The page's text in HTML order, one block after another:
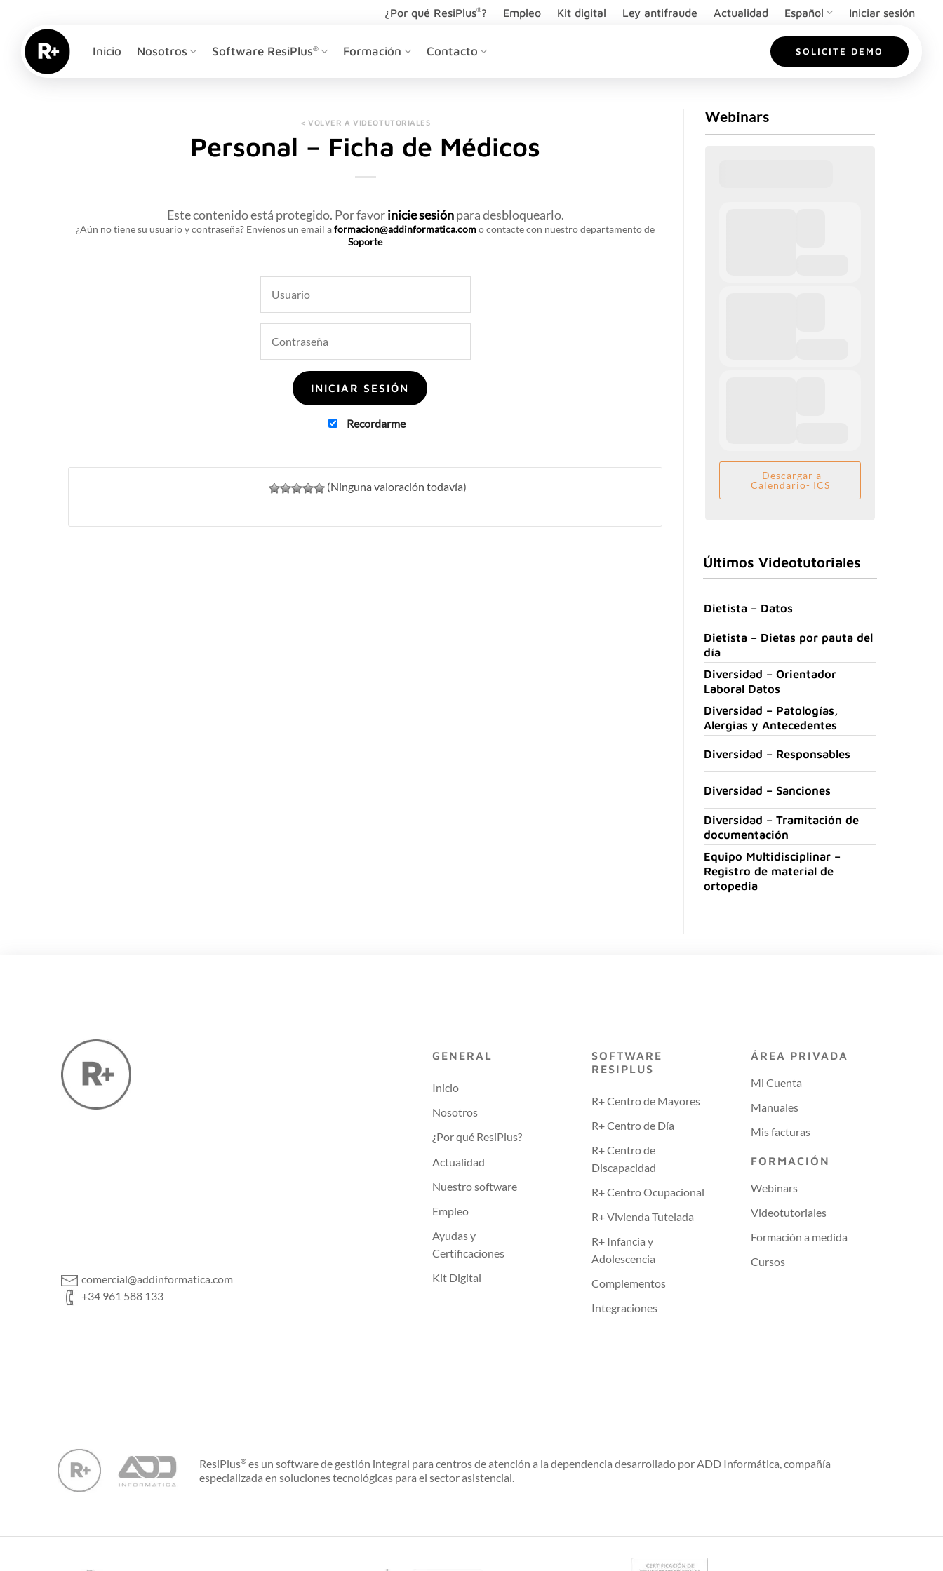
contenido
¿Por qué ResiPlus®? Empleo Kit digital Ley antifraude Actualidad Español Iniciar sesión
Inicio Nosotros Software ResiPlus® Formación Contacto SOLICITE DEMO
< VOLVER A VIDEOTUTORIALES
Personal – Ficha de Médicos
Este contenido está protegido. Por favorinicie sesiónpara desbloquearlo.
¿Aún no tiene su usuario y contraseña? Envíenos un email aformacion@addinformatica.como contacte con nuestro departamento de
Soporte
Recordarme
(Ninguna valoración todavía)
Webinars
Descargar a
Calendario- ICS
Últimos Videotutoriales
Dietista – Datos
Dietista – Dietas por pauta del
día
Diversidad – Orientador
Laboral Datos
Diversidad – Patologías,
Alergias y Antecedentes
Diversidad – Responsables
Diversidad – Sanciones
Diversidad – Tramitación de
documentación
Equipo Multidisciplinar –
Registro de material de
ortopedia
comercial@addinformatica.com
+34 961 588 133
GENERAL
Inicio
Nosotros
¿Por qué ResiPlus?
Actualidad
Nuestro software
Empleo
Ayudas y
Certificaciones
Kit Digital
SOFTWARE
RESIPLUS
R+ Centro de Mayores
R+ Centro de Día
R+ Centro de
Discapacidad
R+ Centro Ocupacional
R+ Vivienda Tutelada
R+ Infancia y
Adolescencia
Complementos
Integraciones
ÁREA PRIVADA
Mi Cuenta
Manuales
Mis facturas
FORMACIÓN
Webinars
Videotutoriales
Formación a medida
Cursos
ResiPlus®es un software de gestión integral para centros de atención a la dependencia desarrollado por ADD Informática, compañía
especializada en soluciones tecnológicas para el sector asistencial.